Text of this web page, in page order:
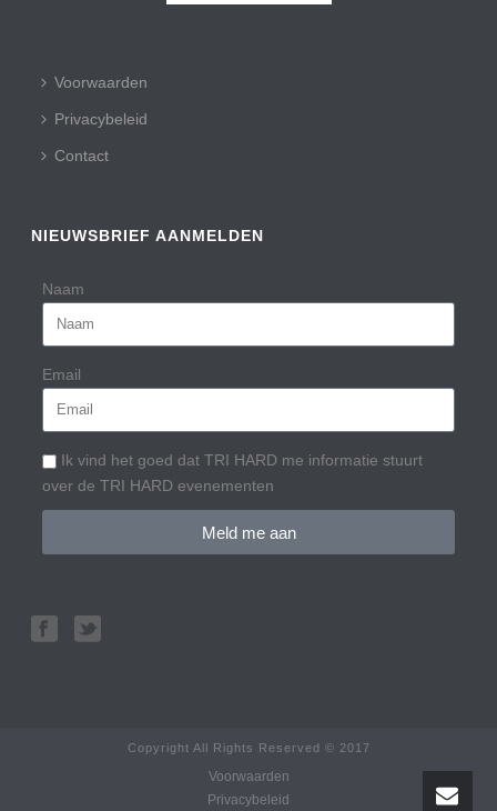
Voorwaarden
Privacybeleid
Contact
NIEUWSBRIEF AANMELDEN
Naam
Email
Ik vind het goed dat TRI HARD me informatie stuurt
over de TRI HARD evenementen
Meld me aan
Copyright All Rights Reserved © 2017
Voorwaarden
Privacybeleid